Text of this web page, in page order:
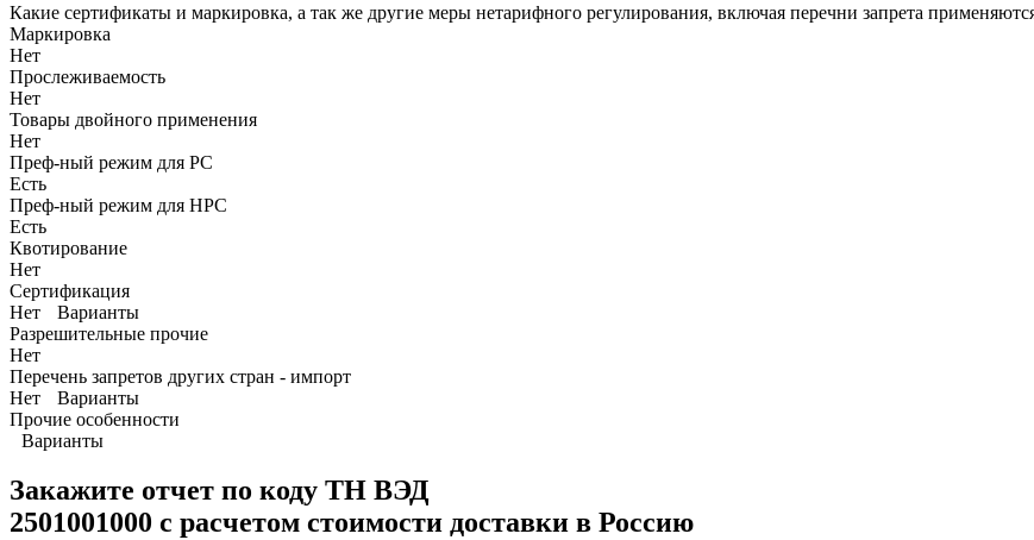
Какие сертификаты и маркировка, а так же другие меры нетарифного регулирования, включая перечни запрета
Маркировка
Нет
Прослеживаемость
Нет
Товары двойного применения
Нет
Преф-ный режим для РС
Есть
Преф-ный режим для НРС
Есть
Квотирование
Нет
Сертификация
Нет
Варианты
Разрешительные прочие
Нет
Перечень запретов других стран - импорт
Нет
Варианты
Прочие особенности
Варианты
Закажите отчет по коду ТН ВЭД
2501001000 с расчетом стоимости доставки в Россию